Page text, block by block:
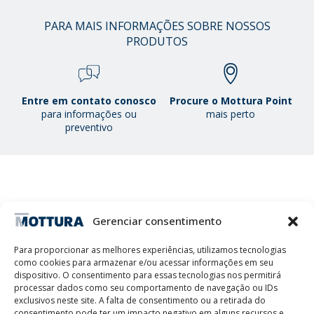
Gerenciar consentimento
Para proporcionar as melhores experiências, utilizamos tecnologias
como cookies para armazenar e/ou acessar informações em seu
dispositivo. O consentimento para essas tecnologias nos permitirá
processar dados como seu comportamento de navegação ou IDs
exclusivos neste site. A falta de consentimento ou a retirada do
01
/
38
PARA MAIS INFORMAÇÕES SOBRE NOSSOS
PRODUTOS
Entre em contato conosco
para informações ou
preventivo
Procure o Mottura Point
mais perto
IT01051980017 - Sociedade unipessoal sujeita à gestão e
coordenação da Tescofin Srl
Privacy Policy
Cookie Policy Imprint
Disconoscimento
Whistleblowing
Lithos S.r.l.